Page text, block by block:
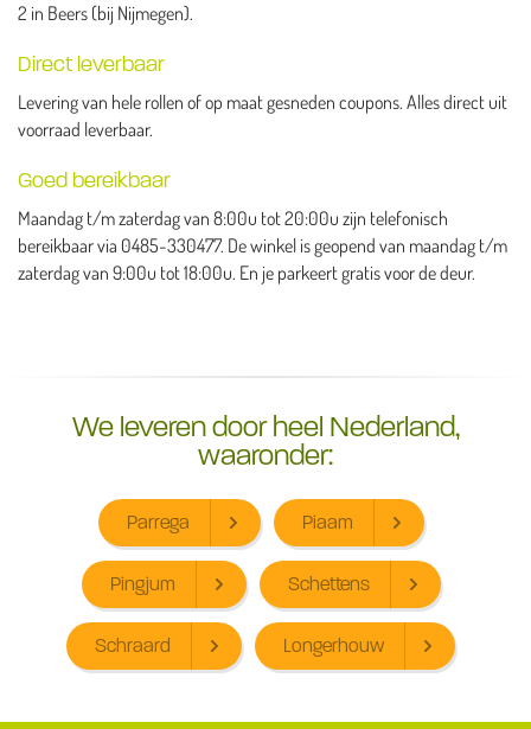
2 in Beers (bij Nijmegen).
Direct leverbaar
Levering van hele rollen of op maat gesneden coupons. Alles direct uit
voorraad leverbaar.
Goed bereikbaar
Maandag t/m zaterdag van 8:00u tot 20:00u zijn telefonisch
bereikbaar via 0485-330477. De winkel is geopend van maandag t/m
zaterdag van 9:00u tot 18:00u. En je parkeert gratis voor de deur.
We leveren door heel Nederland,
waaronder:
Parrega Piaam
Pingjum Schettens
Schraard Longerhouw